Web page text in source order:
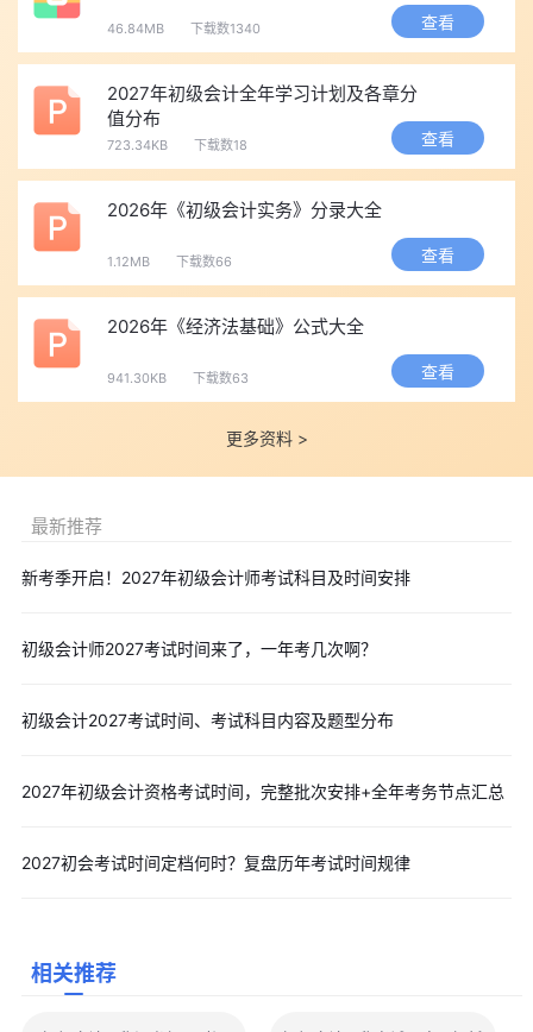
科目计算性题目较多，逻辑性强，侧重考察考生的账务实操能
力，是两科中难度相对更高的科目。
2. 《经济法基础》
偏向文科记忆，涵盖会计法律制度、增值税、企业所得税、个
合碎片化背诵备考。
五、初会考试题型与合格标准
两门科目满分均为100分，单科60分即为合格。
考试全部为客观题，包含单选题、多选题、判断题、不定项选
择题，无主观手写答题题目，机考作答、系统自动阅卷。
通关规则：同一考试年度内，两科必须同时达到60分及以上，
单科合格成绩不保留、不跨年。
初级会计是财会体系难度最低的职称考试，对比中级、注会、
税务师，备考压力极小，零基础考生完全可以通过系统学习顺利通
3. 通过率不高的核心原因
备考时间不足、偏科严重导致，并非考试难度过高。
实务重理解刷题，经济法重梳理背诵，两科同步学习，避免单
46.84MB 下载数1340 查看
2027年初级会计全年学习计划及各章分
值分布
723.34KB 下载数18 查看
2026年《初级会计实务》分录大全
1.12MB 下载数66 查看
2026年《经济法基础》公式大全
941.30KB 下载数63 查看
更多资料 >
最新推荐
新考季开启！2027年初级会计师考试科目及时间安排
初级会计师2027考试时间来了，一年考几次啊？
初级会计2027考试时间、考试科目内容及题型分布
2027年初级会计资格考试时间，完整批次安排+全年考务节点汇总
2027初会考试时间定档何时？复盘历年考试时间规律
相关推荐